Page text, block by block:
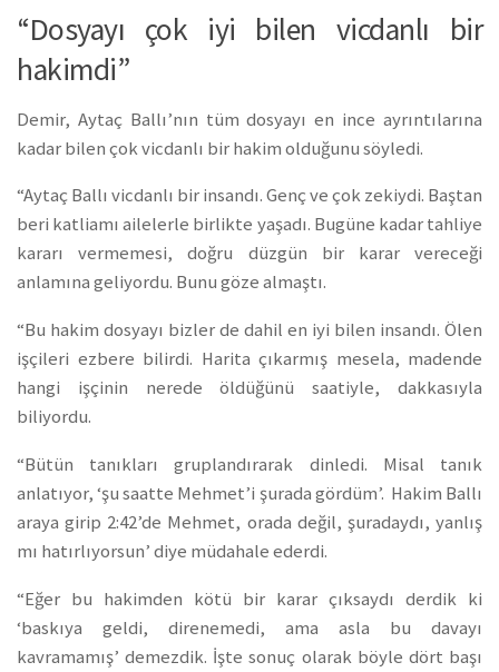
“Dosyayı çok iyi bilen vicdanlı bir
hakimdi”
Demir, Aytaç Ballı’nın tüm dosyayı en ince ayrıntılarına
kadar bilen çok vicdanlı bir hakim olduğunu söyledi.
“Aytaç Ballı vicdanlı bir insandı. Genç ve çok zekiydi. Baştan
beri katliamı ailelerle birlikte yaşadı. Bugüne kadar tahliye
kararı vermemesi, doğru düzgün bir karar vereceği
anlamına geliyordu. Bunu göze almaştı.
“Bu hakim dosyayı bizler de dahil en iyi bilen insandı. Ölen
işçileri ezbere bilirdi. Harita çıkarmış mesela, madende
hangi işçinin nerede öldüğünü saatiyle, dakkasıyla
biliyordu.
“Bütün tanıkları gruplandırarak dinledi. Misal tanık
anlatıyor, ‘şu saatte Mehmet’i şurada gördüm’. Hakim Ballı
araya girip 2:42’de Mehmet, orada değil, şuradaydı, yanlış
mı hatırlıyorsun’ diye müdahale ederdi.
“Eğer bu hakimden kötü bir karar çıksaydı derdik ki
‘baskıya geldi, direnemedi, ama asla bu davayı
kavramamış’ demezdik. İşte sonuç olarak böyle dört başı